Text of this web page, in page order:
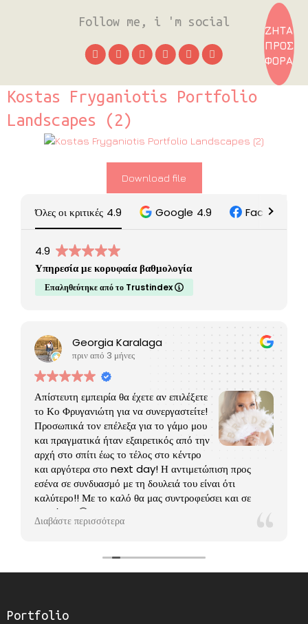
Follow me, i 'm social
ΖΗΤΑ
ΠΡΟΣ
ΦΟΡΑ
Kostas Fryganiotis Portfolio
Landscapes (2)
Download file
Όλες οι κριτικές 4.9 Google 4.9 Facebook
4.9
Υπηρεσία με κορυφαία βαθμολογία
Επαληθεύτηκε από το Trustindex
Georgia Karalaga
πριν από 3 μήνες
Απίστευτη εμπειρία θα έχετε αν επιλέξετε
το Κο Φρυγανιώτη για να συνεργαστείτε!
Προσωπικά τον επέλεξα για το γάμο μου
και πραγματικά ήταν εξαιρετικός από την
αρχή στο σπίτι έως το τέλος στο κέντρο
και αργότερα στο next day! Η αντιμετώπιση προς
εσένα σε συνδυασμό με τη δουλειά του είναι ότι
καλύτερο!! Με το καλό θα μας συντροφεύσει και σε
βαφτίσεις 🤗
Διαβάστε περισσότερα
Portfolio